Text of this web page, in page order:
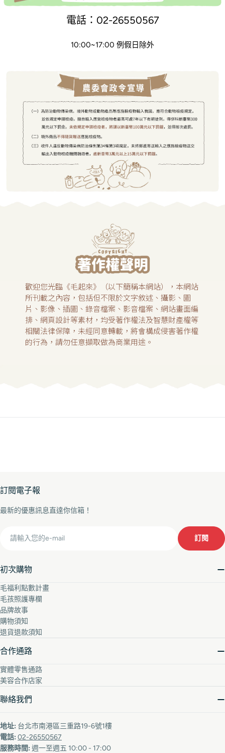
電話：02-26550567
10:00~17:00 例假日除外
歡迎您光臨《毛起來》（以下簡稱本網站），本網站
所刊載之內容，包括但不限於文字敘述、攝影、圖
片、影像、插圖、錄音檔案、影音檔案、網站畫面編
排、網頁設計等素材，均受著作權法及智慧財產權等
相關法律保障，未經同意轉載，將會構成侵害著作權
的行為，請勿任意擷取做為商業用途。
初次購物
毛福利點數計畫
毛孩照護專欄
品牌故事
購物須知
退貨退款須知
合作通路
實體零售通路
美容合作店家
聯絡我們
地址: 台北市南港區三重路19-6號1樓
電話: 02-26550567
服務時間: 週一至週五 10:00 - 17:00
訂閱電子報
最新的優惠訊息直達你信箱！
訂閱